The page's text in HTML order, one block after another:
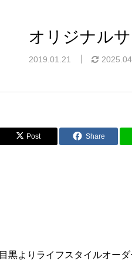
オリジナル
2019.01.21
Post Share
目黒よりライフスタイルオーダ